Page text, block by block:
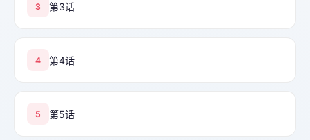
3 第3话
4 第4话
5 第5话